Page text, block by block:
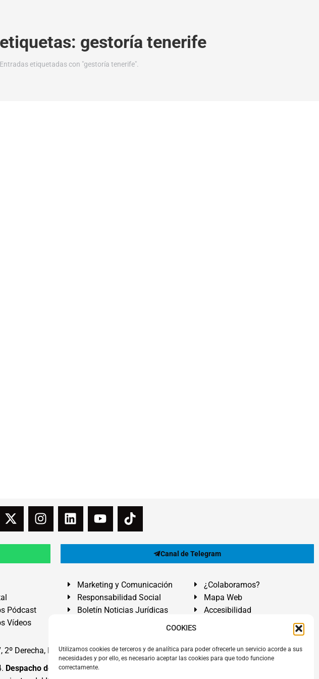
COOKIES
Utilizamos cookies de terceros y de analítica para poder ofrecerle un servicio acorde a sus
necesidades y por ello, es necesario aceptar las cookies para que todo funcione
correctamente.
gestoría tenerife
Entradas etiquetadas con "gestoría tenerife".
Canal de Telegram
Pódcast
Vídeos
Marketing y Comunicación
Responsabilidad Social
Boletín Noticias Jurídicas
¿Colaboramos?
Mapa Web
Accesibilidad
2º Derecha, El Médano, Granadilla de Abona, Santa Cruz de Tenerife. Islas Canarias.
Despacho de Abogados El Médano